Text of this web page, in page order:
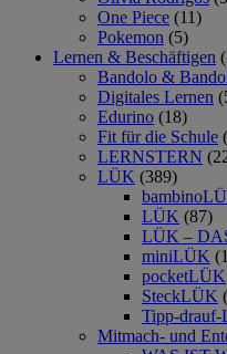
One Piece (11)
Pokemon (5)
Lernen & Beschäftigen
Bandolo &
Digitales Lernen
Edurino (18)
Fit für die Schule
LERNSTERN
LÜK (389)
LÜK (87)
LÜK –
miniLÜK
pocketLÜK
SteckLÜK
Tipp-
Mitmach- und